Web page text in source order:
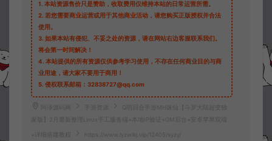
1. 本站资源售价只是赞助，收取费用仅维持本站的日常运营所需。
2. 若您需要商业运营或用于其他商业活动，请您购买正版授权并合法
使用。
3. 如果本站有侵犯、不妥之处的资源，请在网站右边客服联系我们。
将会第一时间解决！
4. 本站提供的所有资源仅供参考学习使用，不存在任何商业目的与商
业用途，请大家不要用于商用！
5. 侵权联系邮箱：32838727@qq.com
阿泽源码网 手游资源
Q萌回合手游MH诛仙【斗罗大陆超变独
家版】2月最新整理Linux手工服务端+本地IP验证+GM后台+安卓苹果双端
+详细搭建教程 https://www.lyzwlkj.vip/12405/syzy/